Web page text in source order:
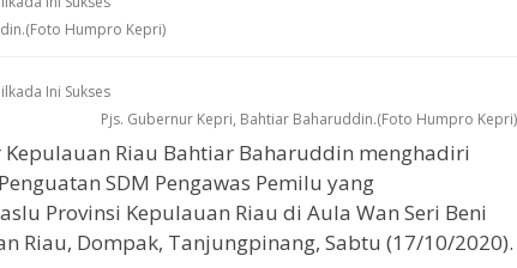
Humpro Kepri)
Pjs. Gubernur Kepri, Bahtiar Baharuddin.(Foto Humpro Kepri)
Kepulauan Riau Bahtiar Baharuddin menghadiri
SDM Pengawas Pemilu yang
Provinsi Kepulauan Riau di Aula Wan Seri Beni
Riau, Dompak, Tanjungpinang, Sabtu (17/10/2020).